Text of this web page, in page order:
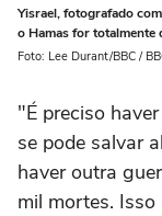
Yisrael, fotografado
o Hamas for totalmente
Foto: Lee Durant/BBC /
"É preciso
se pode salvar
haver outra
mil mortes.